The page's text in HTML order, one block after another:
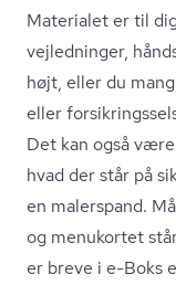
Materialet er til
vejledninger,
højt, eller du
eller
Det kan også
hvad der står på
en malerspand.
og menukortet
er breve i e-Boks